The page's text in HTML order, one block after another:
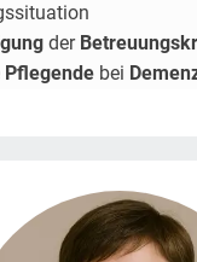
der
Pflegende bei